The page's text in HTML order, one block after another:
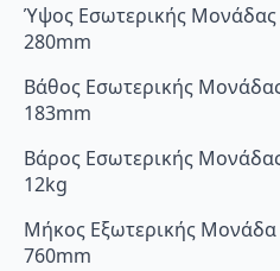
Ύψος Εσωτερικής Μονάδας
280mm
Βάθος Εσωτερικής
183mm
Βάρος Εσωτερικής
12kg
Μήκος Εξωτερικής Μονάδα
760mm